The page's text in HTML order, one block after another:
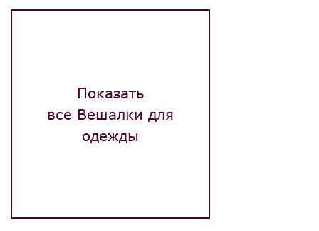
Показать
все Вешалки для
одежды